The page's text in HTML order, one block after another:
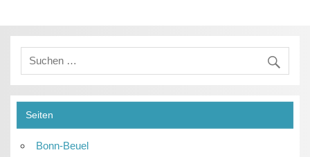
Seiten
Bonn-Beuel